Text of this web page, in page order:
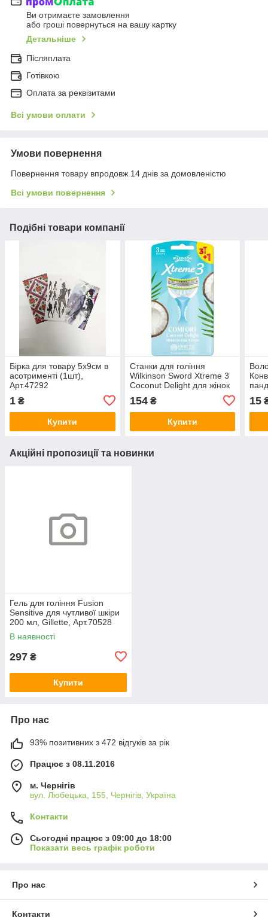
Ви отримаєте замовлення
або гроші повернуться на вашу картку
Детальніше
Післяплата
Готівкою
Оплата за реквізитами
Всі умови оплати
Умови повернення
Повернення товару впродовж 14 днів за домовленістю
Всі умови повернення
Подібні товари компанії
Бірка для товару 5х9см в
асотрименті (1шт),
Арт.47292
1 ₴
Купити
Станки для гоління
Wilkinson Sword Xtreme 3
Coconut Delight для жінок
Арт.46193
154₴
Купити
15
Акційні пропозиції та новинки
Гель для гоління Fusion
Sensitive для чутливої шкіри
200 мл, Gillette, Арт.70528
В наявності
297 ₴
Купити
Про нас
93% позитивних з 472 відгуків за рік
Працює з 08.11.2016
м. Чернігів
вул. Любецька, 155, Чернігів, Україна
Контакти
Сьогодні працює з 09:00 до 18:00
Показати весь графік роботи
Про нас
Контакти